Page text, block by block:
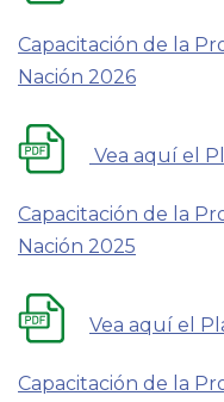
Capacitación de la
Nación 2026
Vea aquí el
Capacitación de la
Nación 2025
Vea aquí el
Capacitación de la